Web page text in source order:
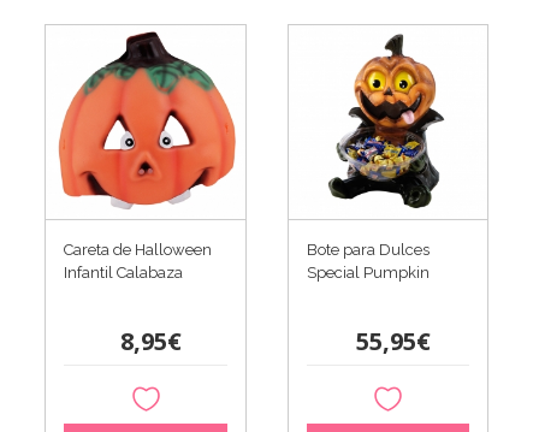
Careta de Halloween
Infantil Calabaza
8,95€
Bote para Dulces
Special Pumpkin
55,95€